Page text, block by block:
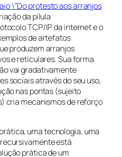
\”Do protesto aos arranjos
da pílula
TCP/IP da internet e o
de artefatos
produzem arranjos
e reticulares. Sua forma
vai gradativamente
sociais através do seu uso,
nas pontas (sujeito
cria mecanismos de reforço
uma tecnologia, uma
está
prática de um